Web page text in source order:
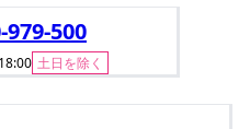
979-500
土日を除く